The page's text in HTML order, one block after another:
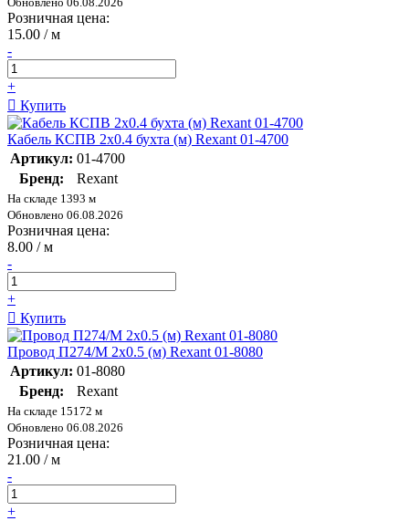
Розничная цена:
15.00 / м
-
+
Купить
Кабель КСПВ 2х0.4 бухта (м) Rexant 01-4700
Артикул: 01-4700
Бренд:
Rexant
На складе 1393 м
Обновлено 06.08.2026
Розничная цена:
8.00 / м
-
+
Купить
Провод П274/М 2х0.5 (м) Rexant 01-8080
Артикул: 01-8080
Бренд:
Rexant
На складе 15172 м
Обновлено 06.08.2026
Розничная цена:
21.00 / м
-
+